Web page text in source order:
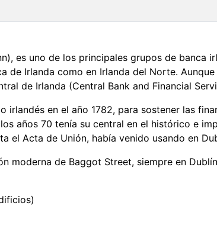
es uno de los principales grupos de banca
de Irlanda como en Irlanda del Norte.
de Irlanda (Central Bank and Financial
irlandés en el año 1782, para sostener las
años 70 tenía su central en el histórico e
el Acta de Unión, había venido usando en
moderna de Baggot Street, siempre en